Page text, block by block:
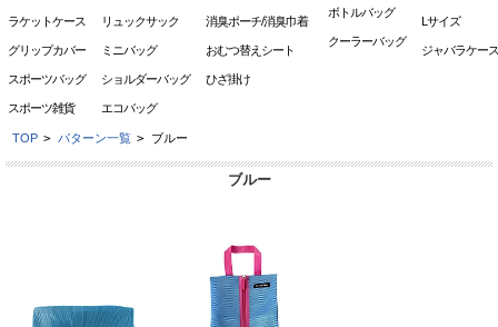
ラケットケース
グリップカバー
スポーツバッグ
スポーツ雑貨
リュックサック
ミニバッグ
ショルダーバッグ
エコバッグ
消臭ポーチ/消臭巾着
おむつ替えシート
ひざ掛け
ボトルバッグ
クーラーバッグ
Lサイズ
ジャバラケース
TOP > パターン一覧 > ブルー
ブルー